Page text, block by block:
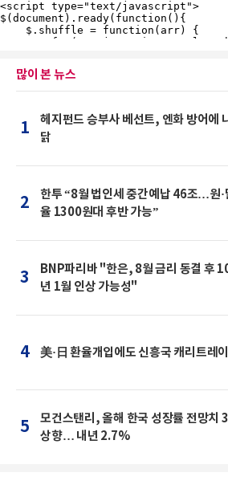
많이 본 뉴스
1
헤지펀드 승부사 베선트, 엔화 방어에
닭
2
한투 “8월 법인세 중간예납 46조…원·
율 1300원대 후반 가능”
3
BNP파리바 "한은, 8월 금리 동결 후
년 1월 인상 가능성"
4 美·日 환율개입에도 신흥국 캐리트레
5
모건스탠리, 올해 한국 성장률 전망치
상향… 내년 2.7%